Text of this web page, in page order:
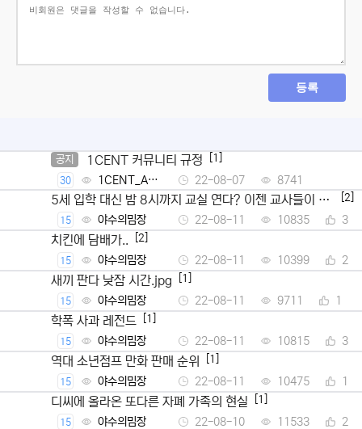
등록
공지 1CENT 커뮤니티 규정 [1]
30
1CENT_Ad
min
22-08-07 8741
5세 입학 대신 밤 8시까지 교실 연다? 이젠 교사들이 뿔
났다
[2]
15 야수의밈장 22-08-11 10835 3
치킨에 담배가.. [2]
15 야수의밈장 22-08-11 10399 2
새끼 판다 낮잠 시간.jpg [1]
15 야수의밈장 22-08-11 9711 1
학폭 사과 레전드 [1]
15 야수의밈장 22-08-11 10815 3
역대 소년점프 만화 판매 순위 [1]
15 야수의밈장 22-08-11 10475 1
디씨에 올라온 또다른 자폐 가족의 현실 [1]
15 야수의밈장 22-08-10 11533 2